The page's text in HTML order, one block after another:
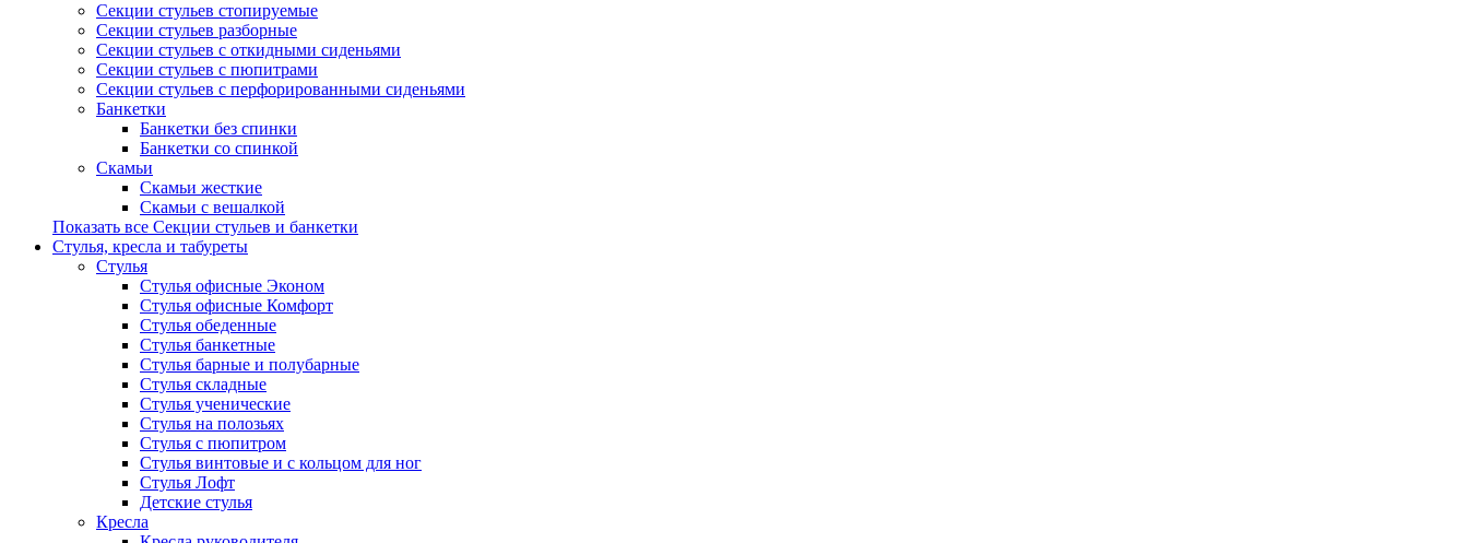
Секции стульев стопируемые
Секции стульев разборные
Секции стульев с откидными сиденьями
Секции стульев с пюпитрами
Секции стульев с перфорированными сиденьями
Банкетки
Банкетки без спинки
Банкетки со спинкой
Скамьи
Скамьи жесткие
Скамьи с вешалкой
Показать все Секции стульев и банкетки
Стулья, кресла и табуреты
Стулья
Стулья офисные Эконом
Стулья офисные Комфорт
Стулья обеденные
Стулья банкетные
Стулья барные и полубарные
Стулья складные
Стулья ученические
Стулья на полозьях
Стулья с пюпитром
Стулья винтовые и с кольцом для ног
Стулья Лофт
Детские стулья
Кресла